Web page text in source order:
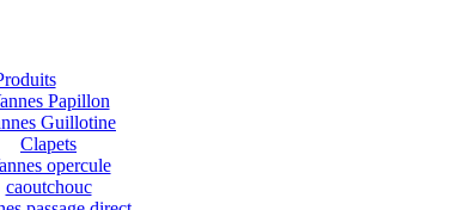
Papillon
Guillotine
Clapets
opercule
caoutchouc